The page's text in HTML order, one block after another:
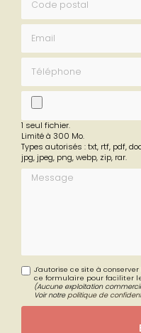
Code postal
Email
Téléphone
fichier
1 seul fichier.
Limité à 300 Mo.
Types autorisés : txt, rtf, pdf,
jpg, jpeg, png, webp, zip, rar.
J'autorise ce site à
ce formulaire pour faciliter